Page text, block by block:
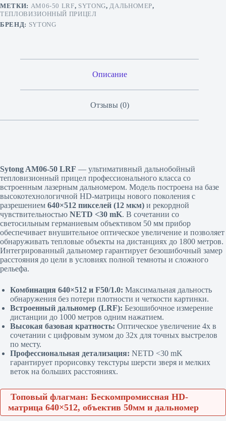
МЕТКИ: AM06-50 LRF, SYTONG,ДАЛЬНОМЕР,
ТЕПЛОВИЗИОННЫЙ ПРИЦЕЛ
БРЕНД: SYTONG
Описание
Отзывы (0)
Sytong AM06-50 LRF — ультимативный дальнобойный
тепловизионный прицел профессионального класса со
встроенным лазерным дальномером. Модель построена на базе
высокотехнологичной HD-матрицы нового поколения с
разрешением 640×512 пикселей (12 мкм) и рекордной
чувствительностью NETD <30 mK. В сочетании со
светосильным германиевым объективом 50 мм прибор
обеспечивает внушительное оптическое увеличение и позволяет
обнаруживать тепловые объекты на дистанциях до 1800 метров.
Интегрированный дальномер гарантирует безошибочный замер
расстояния до цели в условиях полной темноты и сложного
рельефа.
Комбинация 640×512 и F50/1.0: Максимальная дальность
обнаружения без потери плотности и четкости картинки.
Встроенный дальномер (LRF): Безошибочное измерение
дистанции до 1000 метров одним нажатием.
Высокая базовая кратность: Оптическое увеличение 4x в
сочетании с цифровым зумом до 32x для точных выстрелов
по месту.
Профессиональная детализация: NETD <30 mK
гарантирует прорисовку текстуры шерсти зверя и мелких
веток на больших расстояниях.
Топовый флагман: Бескомпромиссная HD-
матрица 640×512, объектив 50мм и дальномер